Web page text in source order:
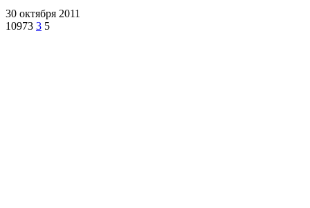
30 октября 2011
10973 3 5